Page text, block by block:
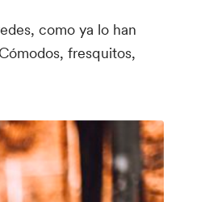
como ya lo han
fresquitos,